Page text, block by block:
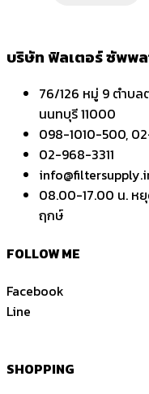
บริษัท ฟิลเตอร์ ซัพพล
76/126 หมู่ 9 ตำบล
นนทบุรี 11000
098-1010-500,
02-968-3311
08.00-17.00 น. ห
ฤกษ์
FOLLOW ME
Facebook
Line
SHOPPING